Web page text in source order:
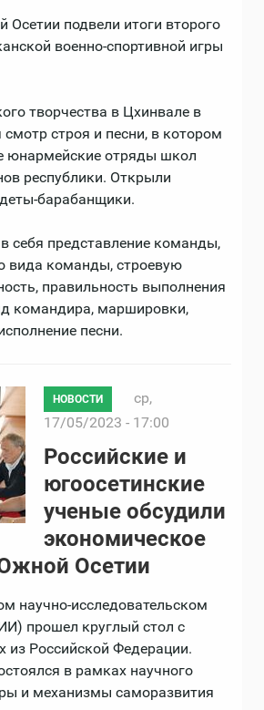
Осетии подвели итоги второго
военно-спортивной игры
творчества в Цхинвале в
смотр строя и песни, в котором
юнармейские отряды школ
республики. Открыли
барабанщики.
себя представление команды,
вида команды, строевую
правильность выполнения
командира, маршировки,
песни.
НОВОСТИ
ср,
17/05/2023 - 17:00
Российские и
югоосетинские
ученые обсудили
экономическое
Осетии
научно-исследовательском
прошел круглый стол с
из Российской Федерации.
в рамках научного
и механизмы саморазвития